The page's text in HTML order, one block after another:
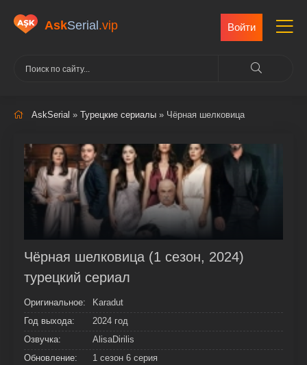
AskSerial .vip Войти
AskSerial » Турецкие сериалы » Чёрная шелковица
Чёрная шелковица (1 сезон, 2024)
турецкий сериал
Оригинальное:
Karadut
Год выхода:
2024 год
Озвучка:
AlisaDirilis
Обновление:
1 сезон 6 серия